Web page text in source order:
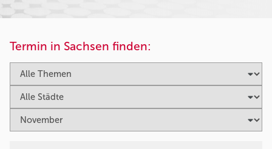
Termin in Sachsen finden: